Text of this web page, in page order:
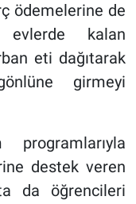
ödemelerine de
evlerde kalan
eti dağıtarak
girmeyi
destek veren
da öğrencileri